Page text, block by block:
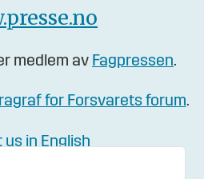
medlem av Fagpressen.
for Forsvarets forum.
us in English